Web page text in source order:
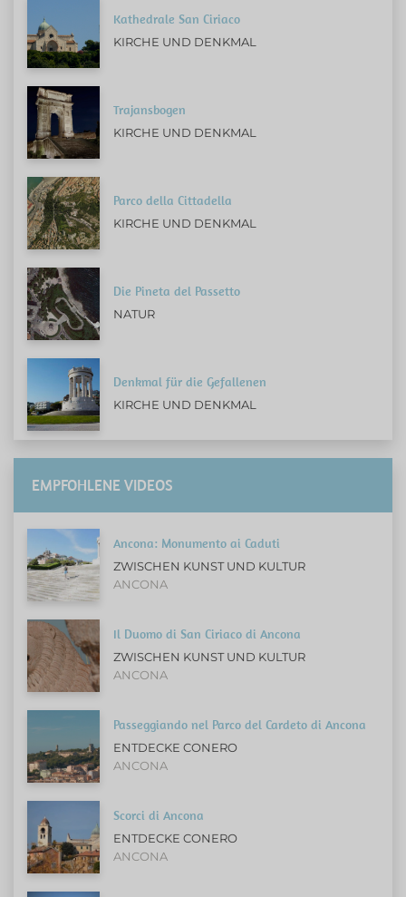
Kathedrale San Ciriaco
KIRCHE UND DENKMAL
Trajansbogen
KIRCHE UND DENKMAL
Parco della Cittadella
KIRCHE UND DENKMAL
Die Pineta del Passetto
NATUR
Denkmal für die Gefallenen
KIRCHE UND DENKMAL
EMPFOHLENE VIDEOS
Ancona: Monumento ai Caduti
ZWISCHEN KUNST UND KULTUR
ANCONA
Il Duomo di San Ciriaco di Ancona
ZWISCHEN KUNST UND KULTUR
ANCONA
Passeggiando nel Parco del Cardeto di Ancona
ENTDECKE CONERO
ANCONA
Scorci di Ancona
ENTDECKE CONERO
ANCONA